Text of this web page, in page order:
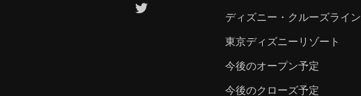
ディズニー・クルーズライン
東京ディズニーリゾート
今後のオープン予定
今後のクローズ予定